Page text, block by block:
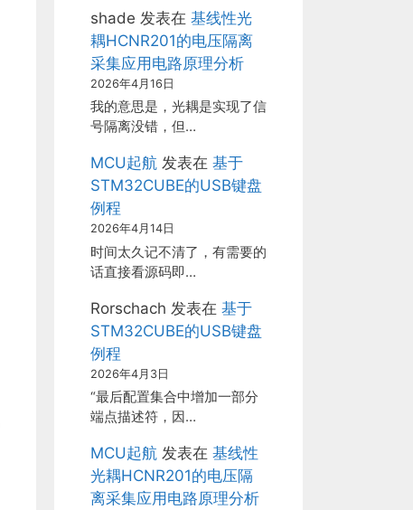
shade 发表在 基线性光
耦HCNR201的电压隔离
采集应用电路原理分析
2026年4月16日
我的意思是，光耦是实现了信
号隔离没错，但…
MCU起航 发表在 基于
STM32CUBE的USB键盘
例程
2026年4月14日
时间太久记不清了，有需要的
话直接看源码即…
Rorschach 发表在 基于
STM32CUBE的USB键盘
例程
2026年4月3日
“最后配置集合中增加一部分
端点描述符，因…
MCU起航 发表在 基线性
光耦HCNR201的电压隔
离采集应用电路原理分析